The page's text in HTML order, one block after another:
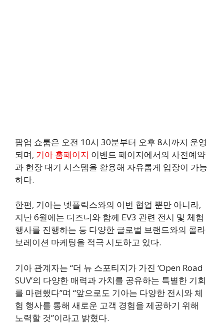
팝업 쇼룸은 오전 10시 30분부터 오후 8시까지 운영
되며, 기아 홈페이지 이벤트 페이지에서의 사전예약
과 현장 대기 시스템을 활용해 자유롭게 입장이 가능
하다.
한편, 기아는 넷플릭스와의 이번 협업 뿐만 아니라,
지난 6월에는 디즈니와 함께 EV3 관련 전시 및 체험
행사를 진행하는 등 다양한 글로벌 브랜드와의 콜라
보레이션 마케팅을 적극 시도하고 있다.
기아 관계자는 “더 뉴 스포티지가 가진 ‘Open Road
SUV’의 다양한 매력과 가치를 공유하는 특별한 기회
를 마련했다”며 “앞으로도 기아는 다양한 전시와 체
험 행사를 통해 새로운 고객 경험을 제공하기 위해
노력할 것”이라고 밝혔다.